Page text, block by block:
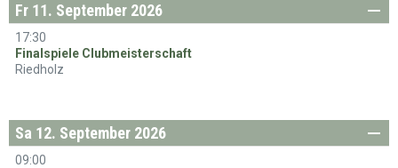
Fr
eitag
11. September 2026
17:30
Finalspiele Clubmeisterschaft
Riedholz
Sa
mstag
12. September 2026
09:00